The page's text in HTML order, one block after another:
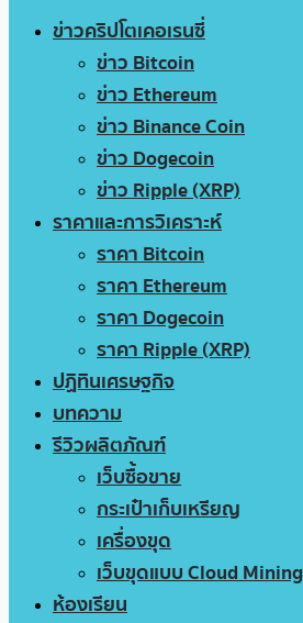
ข่าวคริปโตเคอเรนซี่
ข่าว Bitcoin
ข่าว Ethereum
ข่าว Binance Coin
ข่าว Dogecoin
ข่าว Ripple (XRP)
ราคาและการวิเคราะห์
ราคา Bitcoin
ราคา Ethereum
ราคา Dogecoin
ราคา Ripple (XRP)
ปฏิทินเศรษฐกิจ
บทความ
รีวิวผลิตภัณฑ์
เว็บซื้อขาย
กระเป๋าเก็บเหรียญ
เครื่องขุด
เว็บขุดแบบ Cloud Mining
ห้องเรียน